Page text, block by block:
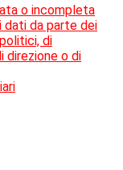
o incompleta
dati da parte dei
di
direzione o di